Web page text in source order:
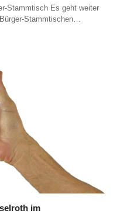
Stammtisch Es geht weiter
Stammtischen…
im